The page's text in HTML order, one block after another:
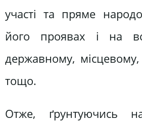
участі та пряме
його проявах і на
державному,
тощо.
Отже, ґрунтуючись